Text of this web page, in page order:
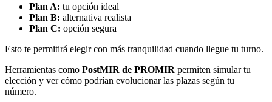
Plan A: tu opción ideal
Plan B: alternativa realista
Plan C: opción segura
Esto te permitirá elegir con más tranquilidad cuando llegue tu turno.
Herramientas como PostMIR de PROMIR permiten simular tu
elección y ver cómo podrían evolucionar las plazas según tu
número.